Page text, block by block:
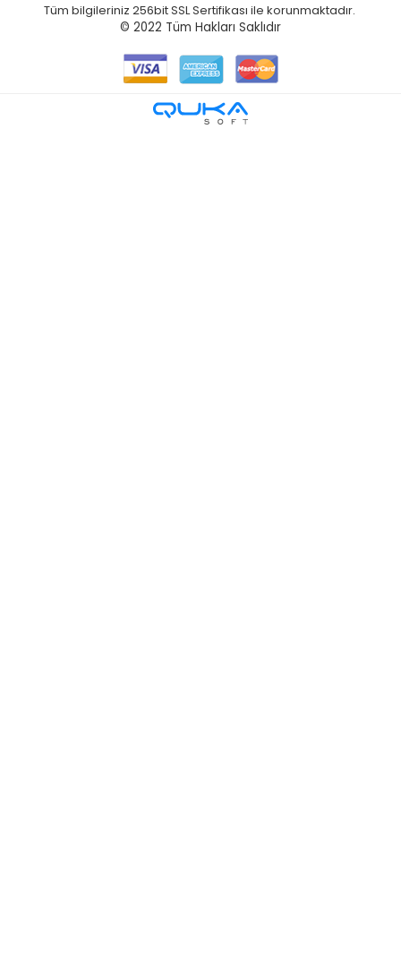
Tüm bilgileriniz 256bit SSL Sertifikası ile korunmaktadır.
© 2022 Tüm Hakları Saklıdır